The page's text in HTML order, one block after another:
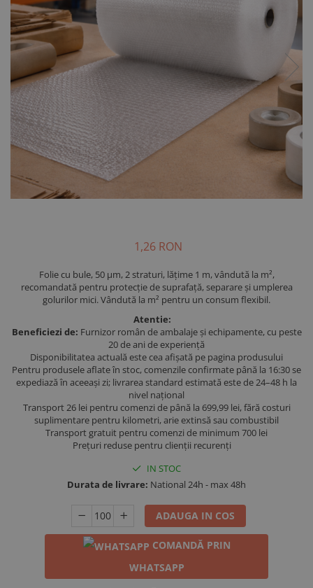
1,26 RON
Folie cu bule, 50 µm, 2 straturi, lățime 1 m, vândută la m²,
recomandată pentru protecție de suprafață, separare și umplerea
golurilor mici. Vândută la m² pentru un consum flexibil.
Atentie:
Beneficiezi de: Furnizor român de ambalaje și echipamente, cu peste
20 de ani de experiență
Disponibilitatea actuală este cea afișată pe pagina produsului
Pentru produsele aflate în stoc, comenzile confirmate până la 16:30 se
expediază în aceeași zi; livrarea standard estimată este de 24–48 h la
nivel național
Transport 26 lei pentru comenzi de până la 699,99 lei, fără costuri
suplimentare pentru kilometri, arie extinsă sau combustibil
Transport gratuit pentru comenzi de minimum 700 lei
Prețuri reduse pentru clienții recurenți
IN STOC
Durata de livrare: National 24h - max 48h
ADAUGA IN COS
COMANDĂ PRIN
WHATSAPP